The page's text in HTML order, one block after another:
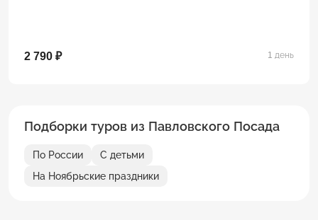
2 790 ₽ 1 день
Подборки туров из Павловского Посада
По России
С детьми
На Ноябрьские праздники